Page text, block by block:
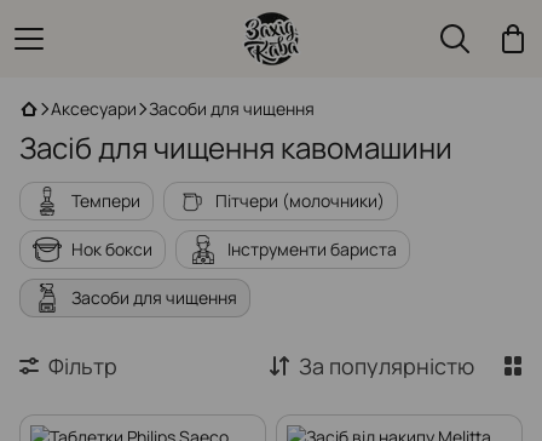
Аксесуари Засоби для чищення
Засіб для чищення кавомашини
Темпери Пітчери (молочники)
Нок бокси Інструменти бариста
Засоби для чищення
Фільтр За популярністю